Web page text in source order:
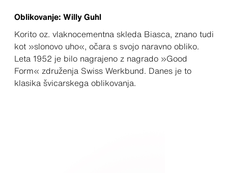
Oblikovanje: Willy Guhl
Korito oz. vlaknocementna skleda Biasca, znano tudi
kot »slonovo uho«, očara s svojo naravno obliko.
Leta 1952 je bilo nagrajeno z nagrado »Good
Form« združenja Swiss Werkbund. Danes je to
klasika švicarskega oblikovanja.